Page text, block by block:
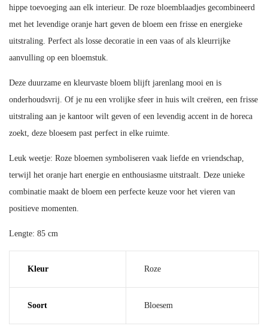
hippe toevoeging aan elk interieur. De roze bloemblaadjes gecombineerd
met het levendige oranje hart geven de bloem een frisse en energieke
uitstraling. Perfect als losse decoratie in een vaas of als kleurrijke
aanvulling op een bloemstuk.
Deze duurzame en kleurvaste bloem blijft jarenlang mooi en is
onderhoudsvrij. Of je nu een vrolijke sfeer in huis wilt creëren, een frisse
uitstraling aan je kantoor wilt geven of een levendig accent in de horeca
zoekt, deze bloesem past perfect in elke ruimte.
Leuk weetje: Roze bloemen symboliseren vaak liefde en vriendschap,
terwijl het oranje hart energie en enthousiasme uitstraalt. Deze unieke
combinatie maakt de bloem een perfecte keuze voor het vieren van
positieve momenten.
Lengte: 85 cm
Kleur Roze
Soort Bloesem